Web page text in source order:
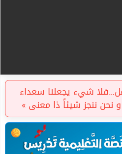
شيء يجعلنا سعداء
ننجز شيئاً ذا معنى »